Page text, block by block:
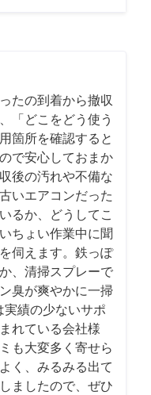
たの到着から撤収
「どこをどう使う
箇所を確認すると
で安心しておまか
後の汚れや不備な
いエアコンだった
るか、どうしてこ
ちょい作業中に聞
伺えます。鉄っぽ
、清掃スプレーで
臭が爽やかに一掃
実績の少ないサポ
れている会社様
も大変多く寄せら
く、みるみる出て
ましたので、ぜひ